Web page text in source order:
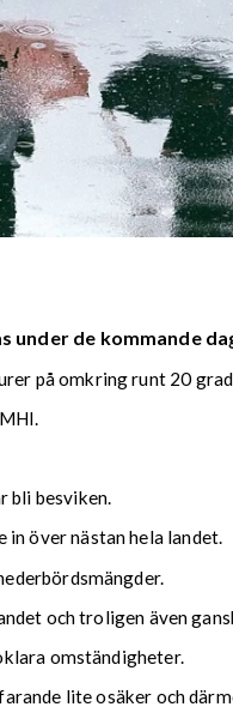
under de kommande
på omkring runt 20
bli besviken.
över nästan hela landet.
och troligen även
omständigheter.
lite osäker och